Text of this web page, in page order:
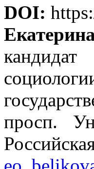
DOI:
просп.